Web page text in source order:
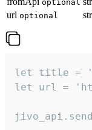
optional
url optional
let title =
let url =